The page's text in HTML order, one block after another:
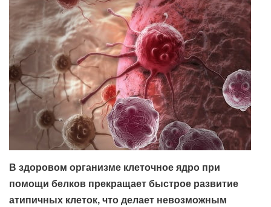
В здоровом организме клеточное ядро при
помощи белков прекращает быстрое развитие
атипичных клеток, что делает невозможным